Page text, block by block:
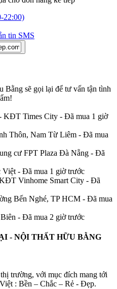
22:00)
tin SMS
sẽ gọi lại để tư vấn tận tình
!
KĐT Times City - Đã mua 1 giờ
Thôn, Nam Từ Liêm - Đã mua
cư FPT Plaza Đà Nẵng - Đã
- Đã mua 1 giờ trước
Vinhome Smart City - Đã
Bến Nghé, TP HCM - Đã mua
- Đã mua 2 giờ trước
- NỘI THẤT HỮU BẰNG
trường, với mục đích mang tới
: Bền – Chắc – Rẻ - Đẹp.